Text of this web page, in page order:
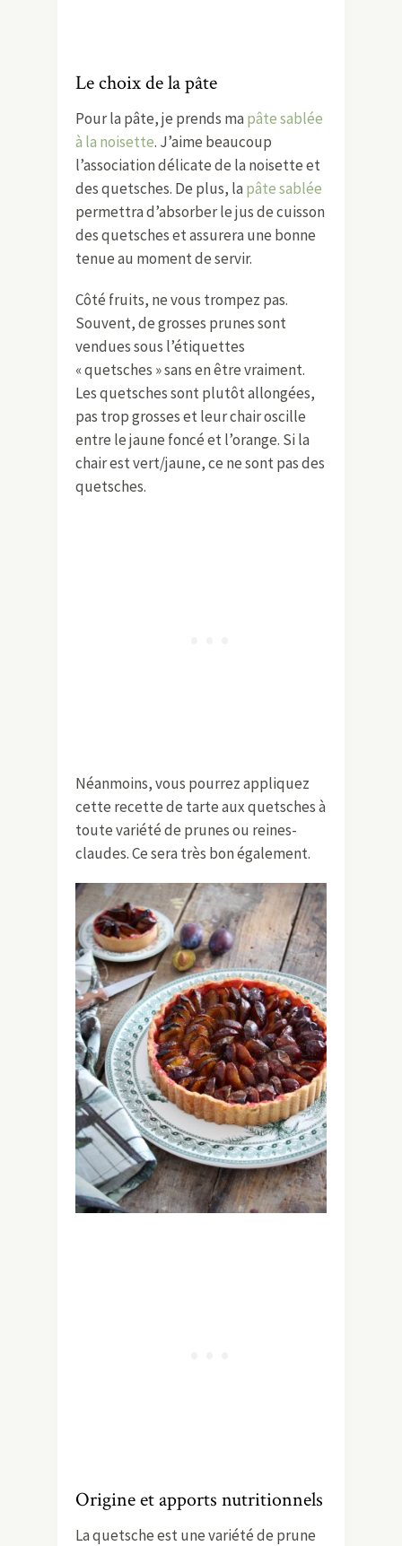
Le choix de la pâte
Pour la pâte, je prends ma pâte sablée
à la noisette. J’aime beaucoup
l’association délicate de la noisette et
des quetsches. De plus, la pâte sablée
permettra d’absorber le jus de cuisson
des quetsches et assurera une bonne
tenue au moment de servir.
Côté fruits, ne vous trompez pas.
Souvent, de grosses prunes sont
vendues sous l’étiquettes
« quetsches » sans en être vraiment.
Les quetsches sont plutôt allongées,
pas trop grosses et leur chair oscille
entre le jaune foncé et l’orange. Si la
chair est vert/jaune, ce ne sont pas des
quetsches.
Néanmoins, vous pourrez appliquez
cette recette de tarte aux quetsches à
toute variété de prunes ou reines-
claudes. Ce sera très bon également.
Origine et apports nutritionnels
La quetsche est une variété de prune